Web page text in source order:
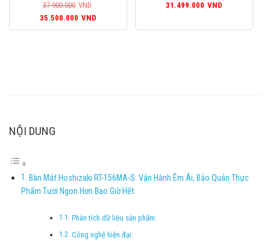
37.900.000 VND
Giá
gốc
35.500.000 VND
hiện
31.499.000 VND
NỘI DUNG
Bàn Mát Hoshizaki RT-156MA-S: Vận Hành Êm Ái, Bảo Quản Thực
Phẩm Tươi Ngon Hơn Bao Giờ Hết
Phân tích dữ liệu sản phẩm:
Công nghệ hiện đại: